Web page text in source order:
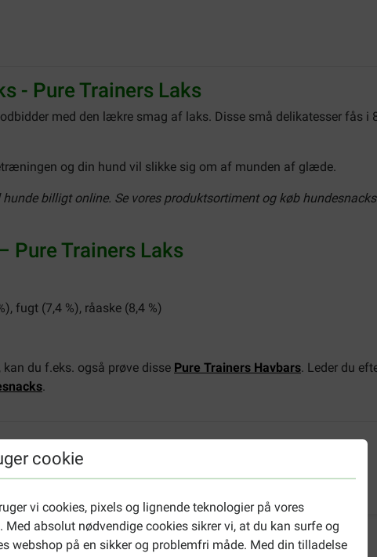
cookie
vi cookies, pixels og lignende teknologier på vores
Med absolut nødvendige cookies sikrer vi, at du kan surfe og
webshop på en sikker og problemfri måde. Med din tilladelse
- Pure Trainers Laks
med den lækre smag af laks. Disse små delikatesser fås i
og din hund vil slikke sig om af munden af glæde.
billigt online. Se vores produktsortiment og køb
Pure Trainers Laks
fugt (7,4 %), råaske (8,4 %)
du f.eks. også prøve disse Pure Trainers Havbars. Leder du
.
Nancy Raymakers
14-12-2024